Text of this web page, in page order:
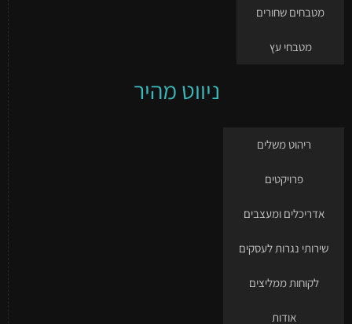
מטבחים שחורים
מטבחי עץ
ניווט מהיר
ריהוט משלים
פרויקטים
אדריכלים ומעצבים
שירותי נגרות לעסקים
לקוחות ממליצים
אודות